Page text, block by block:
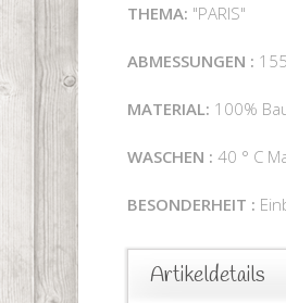
THEMA: "PARIS"
ABMESSUNGEN :
MATERIAL: 100%
WASCHEN : 40 ° C
BESONDERHEIT :
Artikeldetails